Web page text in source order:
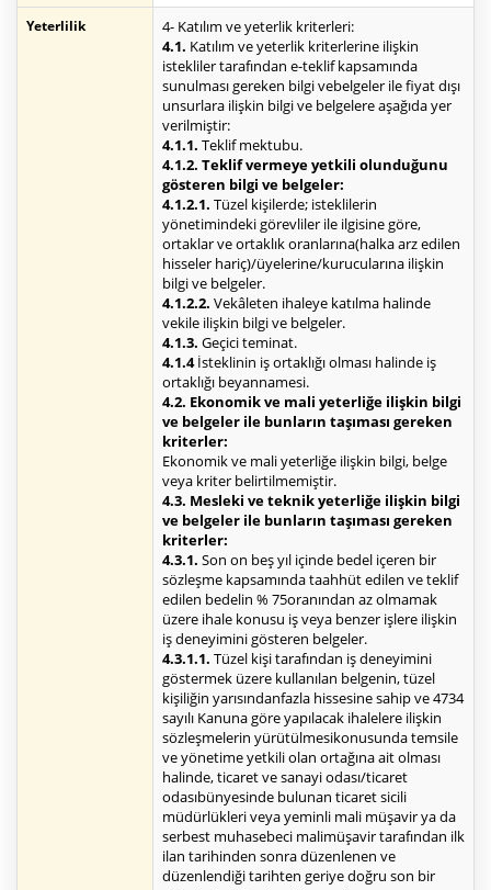
Yeterlilik
4- Katılım ve yeterlik kriterleri:
4.1. Katılım ve yeterlik kriterlerine ilişkin
istekliler tarafından e-teklif kapsamında
sunulması gereken bilgi vebelgeler ile fiyat dışı
unsurlara ilişkin bilgi ve belgelere aşağıda yer
verilmiştir:
4.1.1. Teklif mektubu.
4.1.2. Teklif vermeye yetkili olunduğunu
gösteren bilgi ve belgeler:
4.1.2.1. Tüzel kişilerde; isteklilerin
yönetimindeki görevliler ile ilgisine göre,
ortaklar ve ortaklık oranlarına(halka arz edilen
hisseler hariç)/üyelerine/kurucularına ilişkin
bilgi ve belgeler.
4.1.2.2. Vekâleten ihaleye katılma halinde
vekile ilişkin bilgi ve belgeler.
4.1.3. Geçici teminat.
4.1.4İsteklinin iş ortaklığı olması halinde iş
ortaklığı beyannamesi.
4.2. Ekonomik ve mali yeterliğe ilişkin bilgi
ve belgeler ile bunların taşıması gereken
kriterler:
Ekonomik ve mali yeterliğe ilişkin bilgi, belge
veya kriter belirtilmemiştir.
4.3. Mesleki ve teknik yeterliğe ilişkin bilgi
ve belgeler ile bunların taşıması gereken
kriterler:
4.3.1. Son on beş yıl içinde bedel içeren bir
sözleşme kapsamında taahhüt edilen ve teklif
edilen bedelin % 75oranından az olmamak
üzere ihale konusu iş veya benzer işlere ilişkin
iş deneyimini gösteren belgeler.
4.3.1.1. Tüzel kişi tarafından iş deneyimini
göstermek üzere kullanılan belgenin, tüzel
kişiliğin yarısındanfazla hissesine sahip ve 4734
sayılı Kanuna göre yapılacak ihalelere ilişkin
sözleşmelerin yürütülmesikonusunda temsile
ve yönetime yetkili olan ortağına ait olması
halinde, ticaret ve sanayi odası/ticaret
odasıbünyesinde bulunan ticaret sicili
müdürlükleri veya yeminli mali müşavir ya da
serbest muhasebeci malimüşavir tarafından ilk
ilan tarihinden sonra düzenlenen ve
düzenlendiği tarihten geriye doğru son bir